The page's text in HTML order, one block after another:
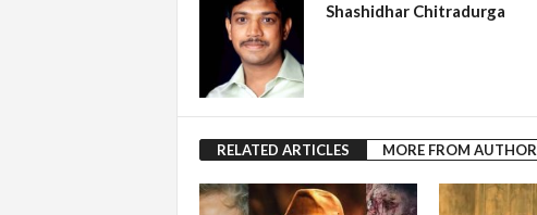
Shashidhar Chitradurga
RELATED ARTICLES MORE FROM AUTHOR